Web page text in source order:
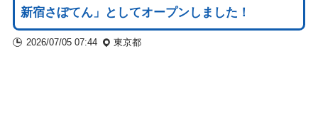
新宿さぼてん」としてオープンしました！
2026/07/05 07:44 東京都